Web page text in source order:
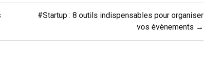
#Startup : 8 outils indispensables pour organiser
vos évènements →